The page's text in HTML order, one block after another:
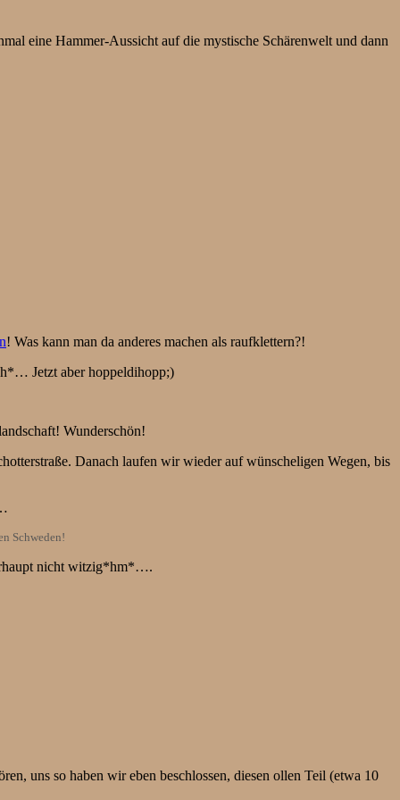
eine Hammer-Aussicht auf die mystische Schärenwelt und dann
! Was kann man da anderes machen als raufklettern?!
Jetzt aber hoppeldihopp;)
Wunderschön!
Danach laufen wir wieder auf wünscheligen Wegen, bis
Schweden!
nicht witzig*hm*….
uns so haben wir eben beschlossen, diesen ollen Teil (etwa 10